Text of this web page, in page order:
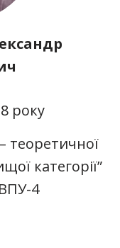
року
теоретичної
категорії”
4